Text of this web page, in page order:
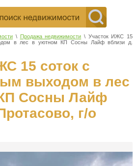
\ Продажа недвижимости \ Участок ИЖС 15
в лес в уютном КП Сосны Лайф вблизи д.
15 соток с
выходом в лес
Сосны Лайф
г/о